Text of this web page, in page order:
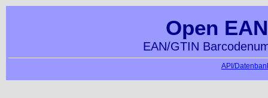
Open
EAN/GTIN
API/